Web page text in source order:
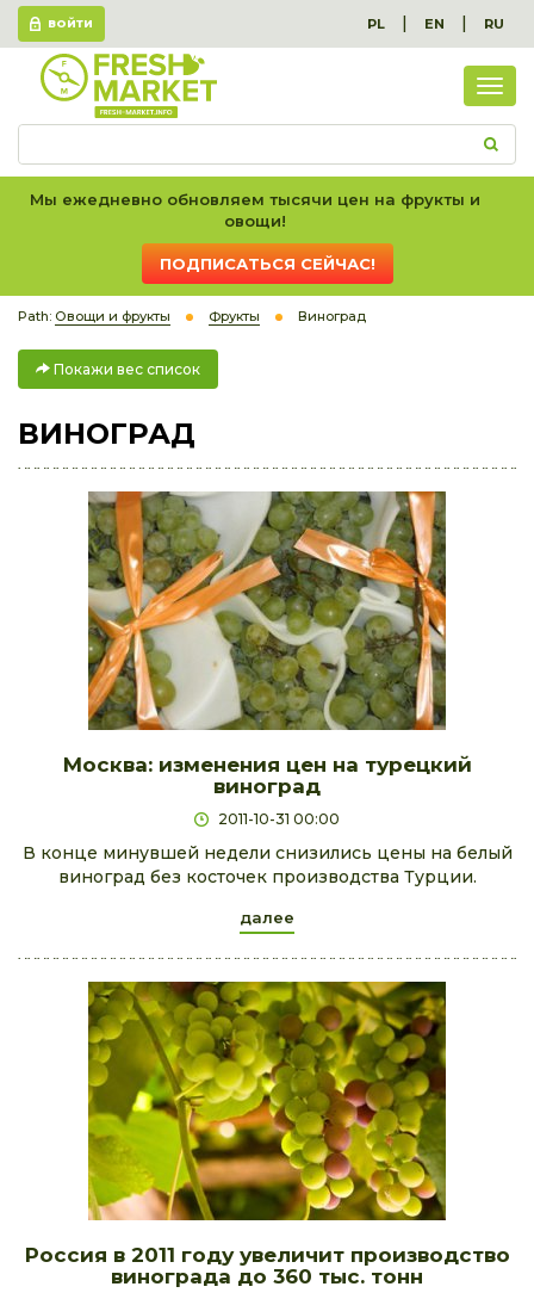
ВОЙТИ PL | EN | RU
вес
Мы ежедневно обновляем тысячи цен на фрукты и
овощи!
ПОДПИСАТЬСЯ СЕЙЧАС!
Path: Овощи и фрукты Фрукты Виноград
Покажи вес список
ВИНОГРАД
Москва: изменения цен на турецкий
виноград
2011-10-31 00:00
В конце минувшей недели снизились цены на белый
виноград без косточек производства Турции.
далее
Россия в 2011 году увеличит производство
винограда до 360 тыс. тонн